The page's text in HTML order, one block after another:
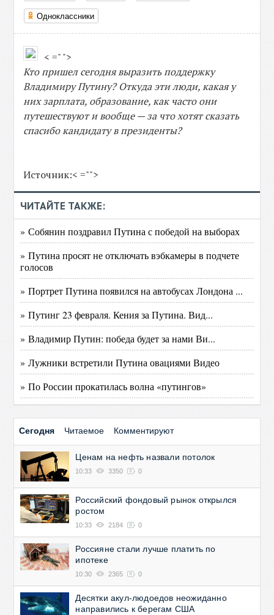
Одноклассники
< =" ">
Кто пришел сегодня выразить поддержку
Владимиру Путину? Откуда эти люди, какая у
них зарплата, образование, как часто они
путешествуют и вообще — за что хотят сказать
спасибо кандидату в президенты?
Источник:< ="">
ЧИТАЙТЕ ТАКЖЕ:
» Собянин поздравил Путина с победой на выборах
» Путина просят не отключать вэбкамеры в подчете
голосов
» Портрет Путина появился на автобусах Лондона ...
» Путинг 23 февраля. Кения за Путина. Вид...
» Владимир Путин: победа будет за нами Ви...
» Лужники встретили Путина овациями Видео
» По России прокатилась волна «путингов»
Сегодня Читаемое Комментируют
Ценам на нефть назвали потолок
10:33 3350 0
Российский фондовый рынок открылся
ростом
10:33 2184 0
Россияне стали лучше платить по
ипотеке
10:30 2365 0
Десятки акул-людоедов неожиданно
направились к берегам США